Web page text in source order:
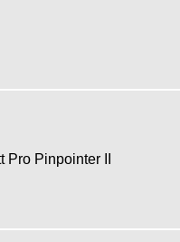
Pro Pinpointer II